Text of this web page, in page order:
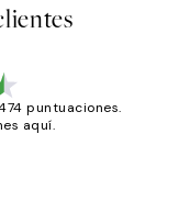
puntuaciones.
aquí.